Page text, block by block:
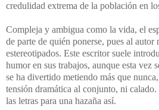
credulidad extrema de la población en
Compleja y ambigua como la vida, el
de parte de quién ponerse, pues al autor
estereotipados. Este escritor suele
humor en sus trabajos, aunque esta vez
se ha divertido metiendo más que
tensión dramática al conjunto, ni calado.
las letras para una hazaña así.